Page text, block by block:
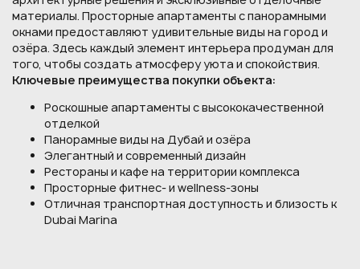
материалы. Просторные апартаменты с панорамными
окнами предоставляют удивительные виды на город и
озёра. Здесь каждый элемент интерьера продуман для
того, чтобы создать атмосферу уюта и спокойствия.
Ключевые преимущества покупки объекта:
Роскошные апартаменты с высококачественной
отделкой
Панорамные виды на Дубай и озёра
Элегантный и современный дизайн
Рестораны и кафе на территории комплекса
Просторные фитнес- и wellness-зоны
Отличная транспортная доступность и близость к
Dubai Marina